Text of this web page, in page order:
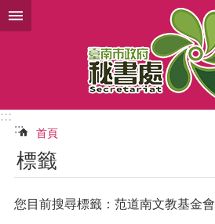
跳到主要內容區塊
:::
:::
首頁
標籤
您目前搜尋標籤：范道南文教基金會